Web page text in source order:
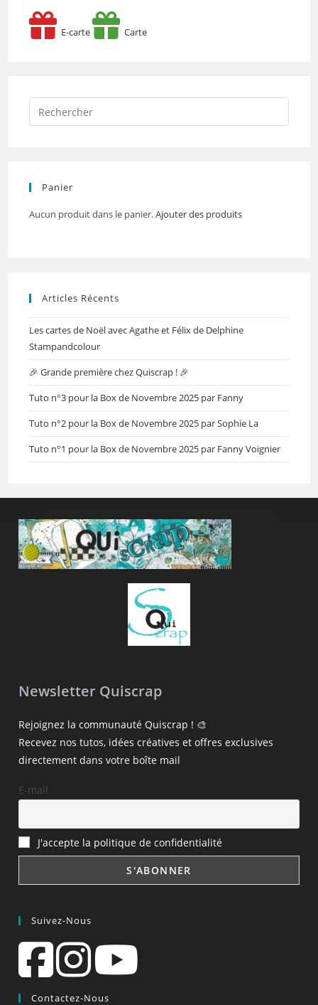
E-carte Carte
Panier
Aucun produit dans le panier.Ajouter des produits
Articles Récents
Les cartes de Noël avec Agathe et Félix de Delphine
Stampandcolour
🎉 Grande première chez Quiscrap ! 🎉
Tuto n°3 pour la Box de Novembre 2025 par Fanny
Tuto n°2 pour la Box de Novembre 2025 par Sophie La
Tuto n°1 pour la Box de Novembre 2025 par Fanny Voignier
Newsletter Quiscrap
Rejoignez la communauté Quiscrap ! 🎨
Recevez nos tutos, idées créatives et offres exclusives
directement dans votre boîte mail
E-mail
J'accepte la politique de confidentialité
Suivez-Nous
Contactez-Nous